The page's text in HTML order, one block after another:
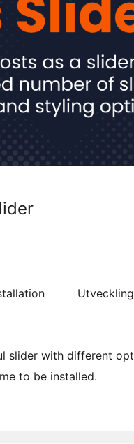
Utveckling
slider with different
to be installed.